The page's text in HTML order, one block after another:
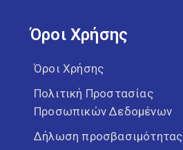
Όροι Χρήσης
Όροι Χρήσης
Πολιτική Προστασίας
Προσωπικών Δεδομένων
Δήλωση προσβασιμότητας